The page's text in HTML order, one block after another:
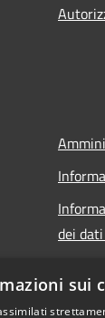
dei
sui